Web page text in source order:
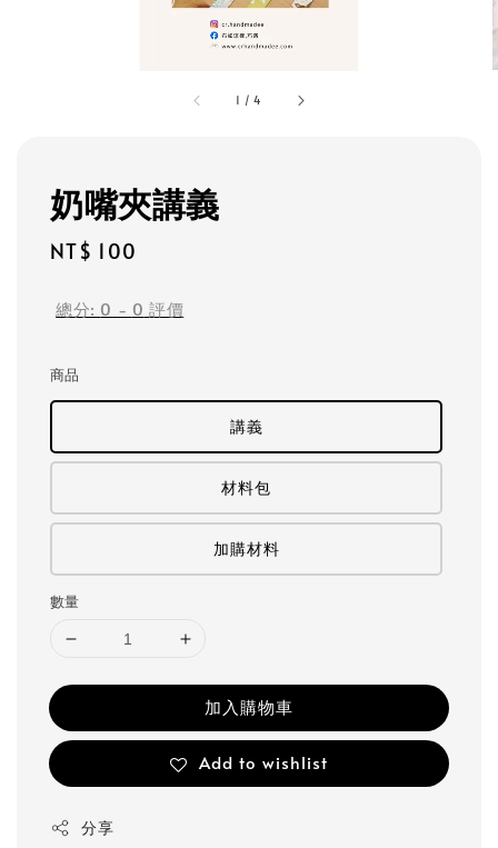
1 /4
奶嘴夾講義
Regular
NT$ 100
總分: 0 - 0 評價
商品
講義
材料包
加購材料
數量
加入購物車
Add to wishlist
分享